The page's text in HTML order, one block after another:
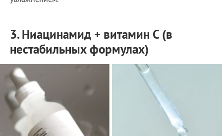
3. Ниацинамид + витамин С (в
нестабильных формулах)